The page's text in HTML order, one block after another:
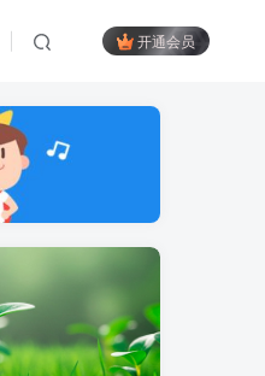
开通会员